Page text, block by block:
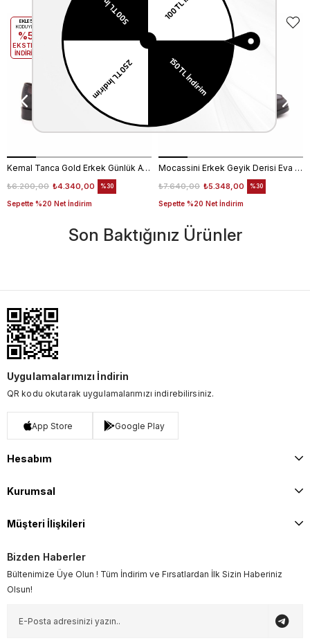
Kemal Tanca Gold Erkek Günlük Ayakkabı 6612-152
₺4.340,00
₺6.200,00
Sepette %20 Net İndirim
%30
EKLE5
KODUYLA
%5
EKSTRA
İNDİRİM
Mocassini Erkek Geyik Derisi Eva Taban Kahverengi Günlük Ayakkabı
₺5.348,00
₺7.640,00
Sepette %20 Net İndirim
%30
Son Baktığınız Ürünler
Uygulamalarımızı İndirin
QR kodu okutarak uygulamalarımızı indirebilirsiniz.
App Store Google Play
Hesabım
Kurumsal
Müşteri İlişkileri
Bizden Haberler
Bültenimize Üye Olun ! Tüm İndirim ve Fırsatlardan İlk Sizin Haberiniz
Olsun!